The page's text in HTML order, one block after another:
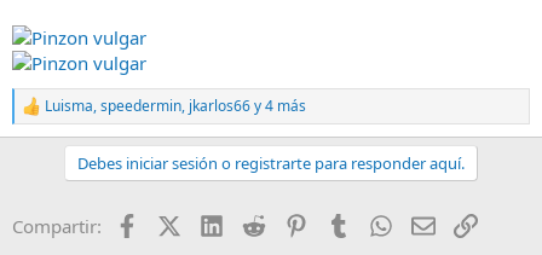
R
e
o
Luisma,speedermin, jkarlos66y 4 más
Debes iniciar sesión o registrarte para responder aquí.
Compartir: FacebookX (Twitter)
LinkedIn
Reddit PinterestTumblr WhatsApp
EmailEnlace